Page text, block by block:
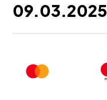
09.03.2025